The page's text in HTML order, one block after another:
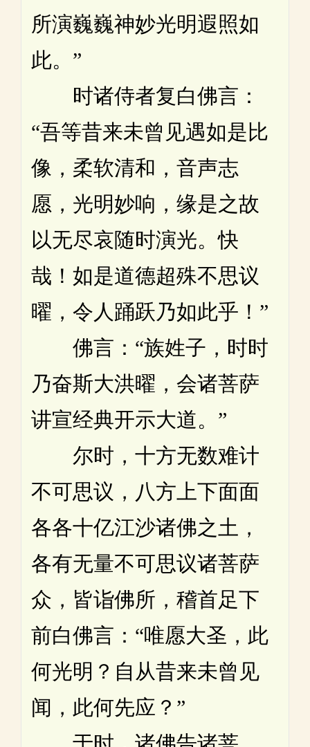
所演巍巍神妙光明遐照如
此。”
时诸侍者复白佛言：
“吾等昔来未曾见遇如是比
像，柔软清和，音声志
愿，光明妙响，缘是之故
以无尽哀随时演光。快
哉！如是道德超殊不思议
曜，令人踊跃乃如此乎！”
佛言：“族姓子，时时
乃奋斯大洪曜，会诸菩萨
讲宣经典开示大道。”
尔时，十方无数难计
不可思议，八方上下面面
各各十亿江沙诸佛之土，
各有无量不可思议诸菩萨
众，皆诣佛所，稽首足下
前白佛言：“唯愿大圣，此
何光明？自从昔来未曾见
闻，此何先应？”